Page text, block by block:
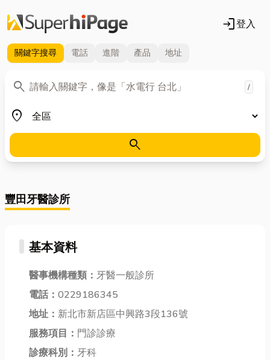
login登入
關鍵字搜尋 電話 進階 產品 地址
search
關鍵字 /
place
地區
search
豐田牙醫診所
基本資料
醫事機構種類： 牙醫一般診所
電話： 0229186345
地址： 新北市新店區中興路3段136號
服務項目： 門診診療
診療科別： 牙科